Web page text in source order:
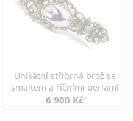
Unikátní stříbrná brož se
smaltem a říčními perlami
6 900 Kč